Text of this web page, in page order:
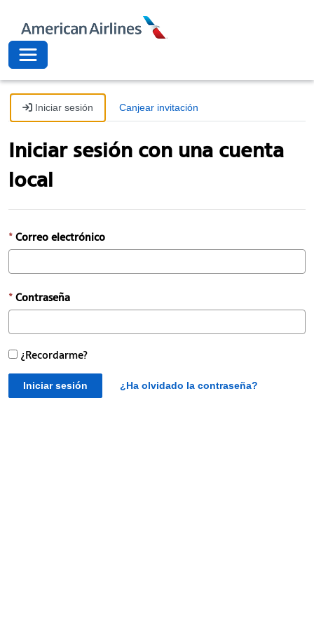
Toggle navigation
Iniciar sesión Canjear invitación
Iniciar sesión con una cuenta
local
Correo electrónico
Contraseña
¿Recordarme?
Iniciar sesión ¿Ha olvidado la contraseña?